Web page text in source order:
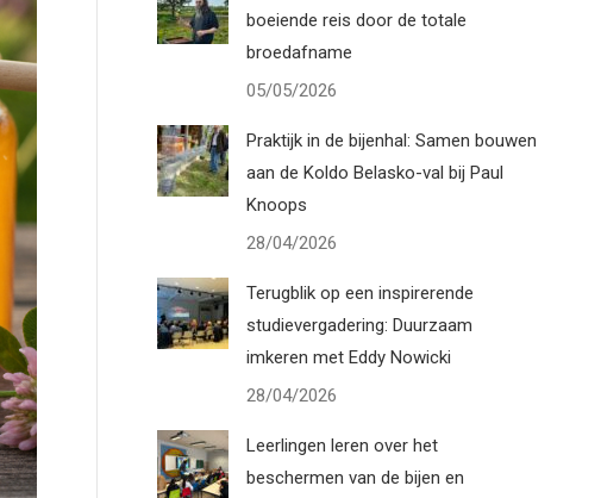
boeiende reis door de totale
broedafname
05/05/2026
Praktijk in de bijenhal: Samen bouwen
aan de Koldo Belasko-val bij Paul
Knoops
28/04/2026
Terugblik op een inspirerende
studievergadering: Duurzaam
imkeren met Eddy Nowicki
28/04/2026
Leerlingen leren over het
beschermen van de bijen en